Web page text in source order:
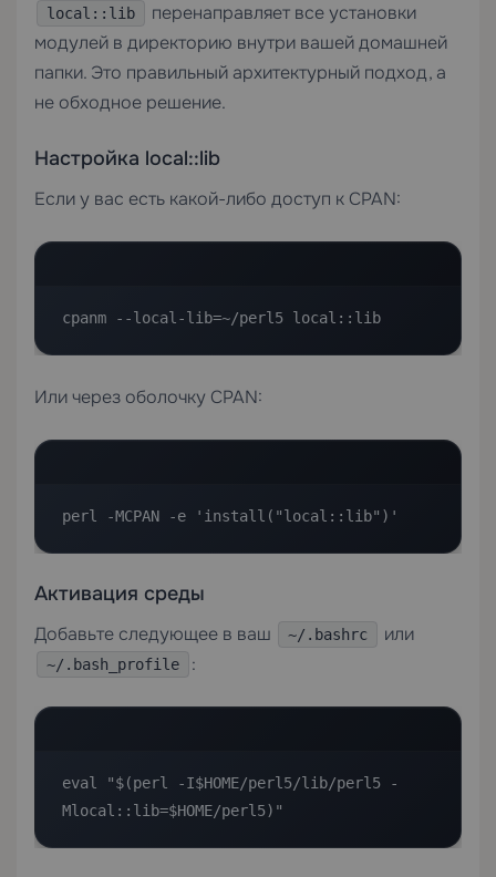
local::lib
перенаправляет все установки
модулей в директорию внутри вашей домашней
папки. Это правильный архитектурный подход, а
не обходное решение.
Настройка local::lib
Если у вас есть какой-либо доступ к CPAN:
cpanm --local-lib=~/perl5 local::lib
Или через оболочку CPAN:
perl -MCPAN -e 'install("local::lib")'
Активация среды
Добавьте следующее в ваш ~/.bashrc или
~/.bash_profile :
eval "$(perl -I$HOME/perl5/lib/perl5 -
Mlocal::lib=$HOME/perl5)"